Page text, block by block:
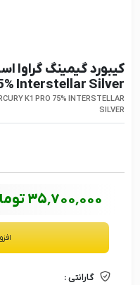
Interstellar Silver
K1 PRO 75% INTERSTELLAR
SILVER
35٬700٬000
گارانتی :